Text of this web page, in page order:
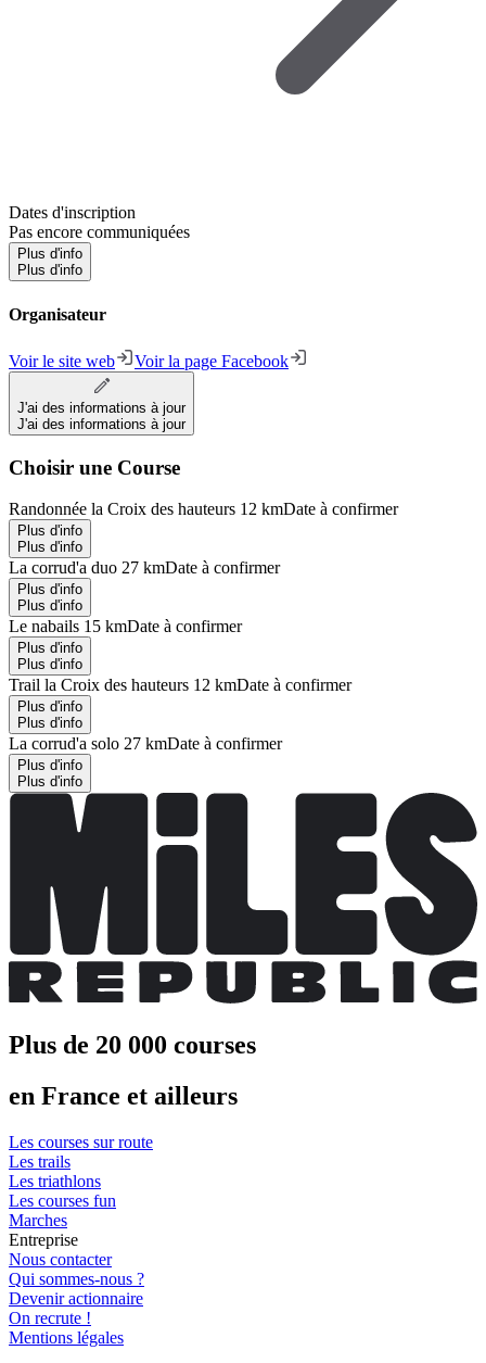
Dates d'inscription
Pas encore communiquées
Plus d'info
Plus d'info
Organisateur
Voir le site web Voir la page Facebook
J'ai des informations à jour
J'ai des informations à jour
Choisir une Course
Randonnée la Croix des hauteurs 12 kmDate à confirmer
Plus d'info
Plus d'info
La corrud'a duo 27 kmDate à confirmer
Plus d'info
Plus d'info
Le nabails 15 kmDate à confirmer
Plus d'info
Plus d'info
Trail la Croix des hauteurs 12 kmDate à confirmer
Plus d'info
Plus d'info
La corrud'a solo 27 kmDate à confirmer
Plus d'info
Plus d'info
Plus de 20 000 courses
en France et ailleurs
Les courses sur route
Les trails
Les triathlons
Les courses fun
Marches
Entreprise
Nous contacter
Qui sommes-nous ?
Devenir actionnaire
On recrute !
Mentions légales